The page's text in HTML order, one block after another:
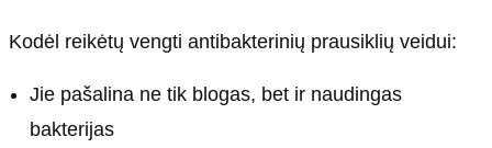
Kodėl reikėtų vengti antibakterinių prausiklių veidui:
Jie pašalina ne tik blogas, bet ir naudingas
bakterijas